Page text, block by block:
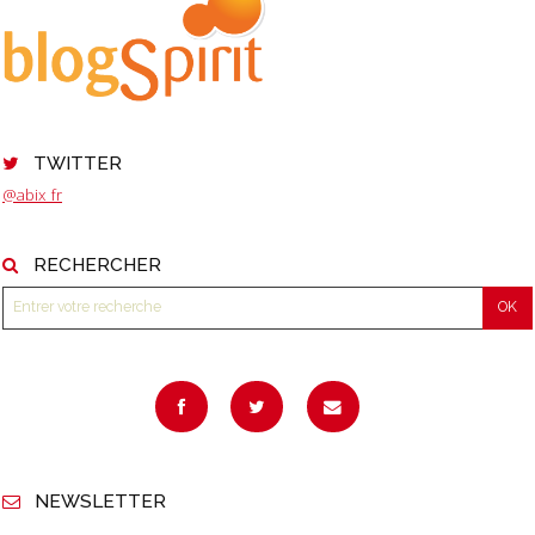
TWITTER
@abix_fr
RECHERCHER
NEWSLETTER